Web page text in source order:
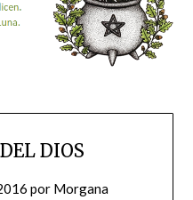
DIOS
por Morgana